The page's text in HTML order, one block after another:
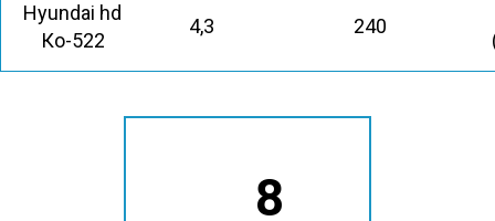
Hyundai hd
Ко-522
4,3 240
8